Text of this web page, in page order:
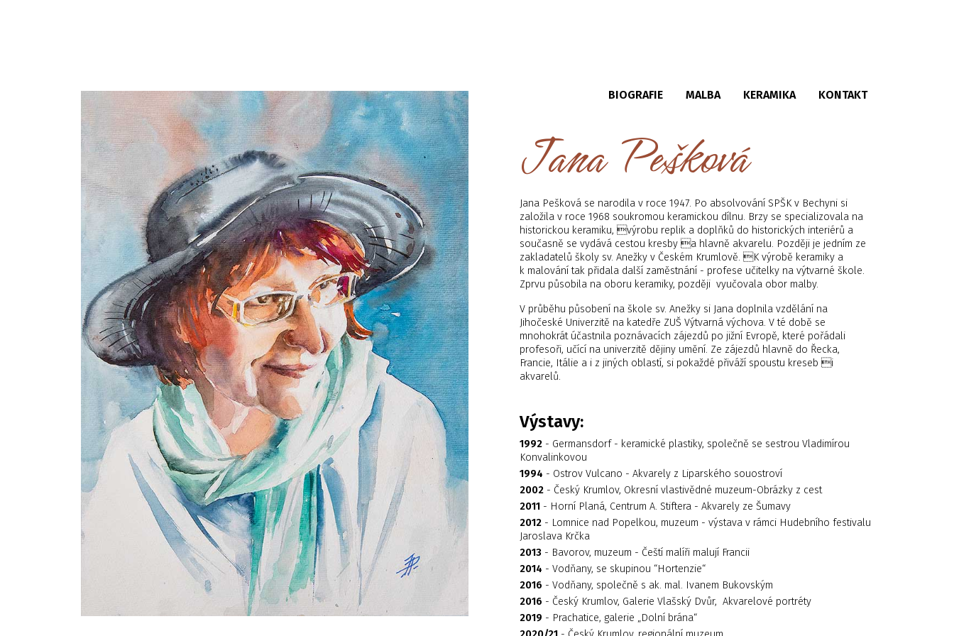
BIOGRAFIE MALBA KERAMIKA KONTAKT
Jana Pešková
Jana Pešková se narodila v roce 1947. Po absolvování SPŠK v Bechyni si
založila v roce 1968 soukromou keramickou dílnu. Brzy se specializovala na
historickou keramiku, výrobu replik a doplňků do historických interiérů a
současně se vydává cestou kresby a hlavně akvarelu. Později je jedním ze
zakladatelů školy sv. Anežky v Českém Krumlově. K výrobě keramiky a
k malování tak přidala další zaměstnání - profese učitelky na výtvarné škole.
Zprvu působila na oboru keramiky, později vyučovala obor malby.
V průběhu působení na škole sv. Anežky si Jana doplnila vzdělání na
Jihočeské Univerzitě na katedře ZUŠ Výtvarná výchova. V té době se
mnohokrát účastnila poznávacích zájezdů po jižní Evropě, které pořádali
profesoři, učící na univerzitě dějiny umění. Ze zájezdů hlavně do Řecka,
Francie, Itálie a i z jiných oblastí, si pokaždé přiváží spoustu kreseb i
akvarelů.
Výstavy:
1992 - Germansdorf - keramické plastiky, společně se sestrou Vladimírou
Konvalinkovou
1994 - Ostrov Vulcano - Akvarely z Liparského souostroví
2002 - Český Krumlov, Okresní vlastivědné muzeum-Obrázky z cest
2011 - Horní Planá, Centrum A. Stiftera - Akvarely ze Šumavy
2012 - Lomnice nad Popelkou, muzeum - výstava v rámci Hudebního festivalu
Jaroslava Krčka
2013 - Bavorov, muzeum - Čeští malíři malují Francii
2014 - Vodňany, se skupinou “Hortenzie“
2016 - Vodňany, společně s ak. mal. Ivanem Bukovským
2016 - Český Krumlov, Galerie Vlašský Dvůr, Akvarelové portréty
2019 - Prachatice, galerie „Dolní brána“